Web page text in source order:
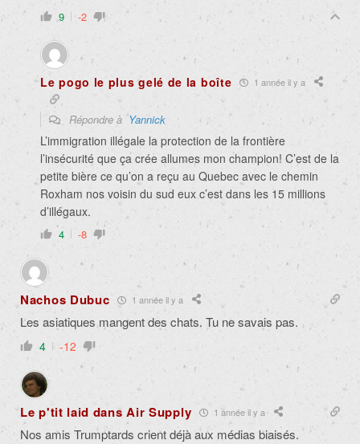
9 -2
Le pogo le plus gelé de la boîte 1 année il y a
Répondre àYannick
L’immigration illégale la protection de la frontière
l’insécurité que ça crée allumes mon champion! C’est de la
petite bière ce qu’on a reçu au Quebec avec le chemin
Roxham nos voisin du sud eux c’est dans les 15 millions
d’illégaux.
4 -8
Nachos Dubuc 1 année il y a
Les asiatiques mangent des chats. Tu ne savais pas.
4 -12
Le p'tit laid dans Air Supply 1 année il y a
Nos amis Trumptards crient déjà aux médias biaisés.